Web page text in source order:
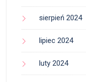
sierpień 2024
lipiec 2024
luty 2024